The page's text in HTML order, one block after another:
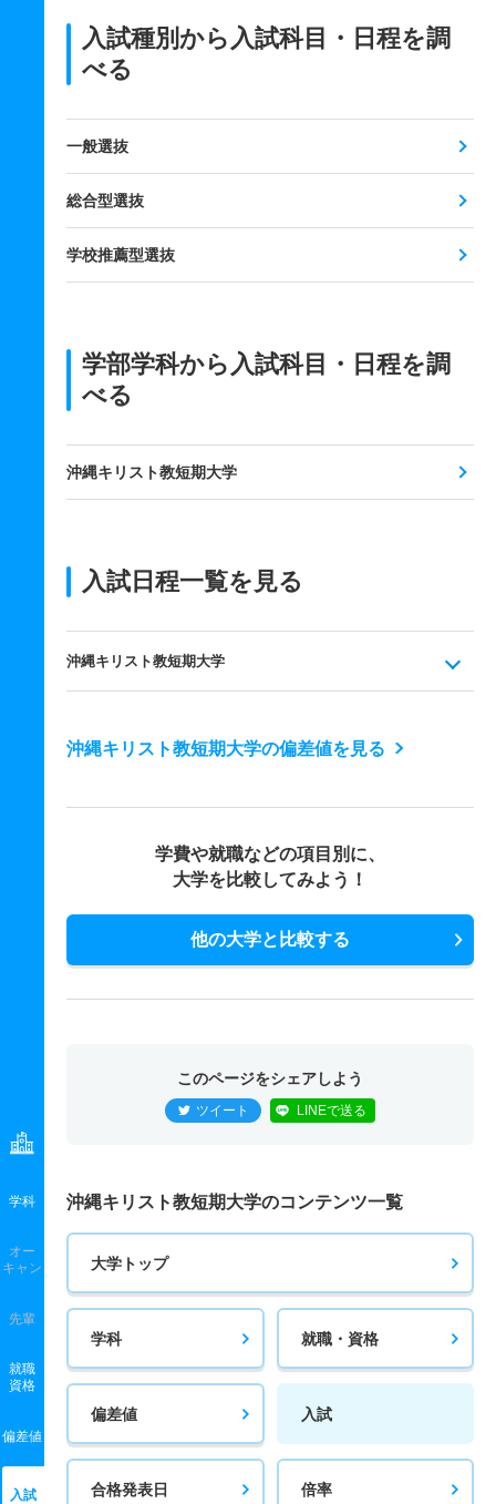
学科
オー
キャン
先輩
就職
資格
偏差値
入試
入試種別から入試科目・日程を調
べる
一般選抜
総合型選抜
学校推薦型選抜
学部学科から入試科目・日程を調
べる
沖縄キリスト教短期大学
入試日程一覧を見る
沖縄キリスト教短期大学
沖縄キリスト教短期大学の偏差値を見る
学費や就職などの項目別に、
大学を比較してみよう！
他の大学と比較する
このページをシェアしよう
ツイート LINEで送る
沖縄キリスト教短期大学のコンテンツ一覧
大学トップ
学科 就職・資格
偏差値 入試
合格発表日 倍率